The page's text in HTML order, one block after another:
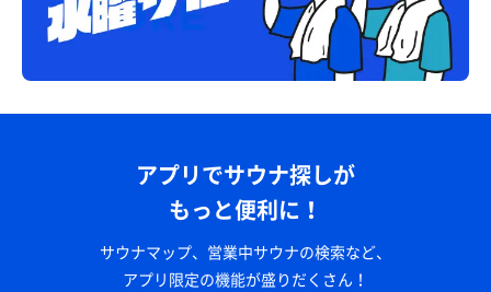
アプリでサウナ探しが
もっと便利に！
サウナマップ、営業中サウナの検索など、
アプリ限定の機能が盛りだくさん！